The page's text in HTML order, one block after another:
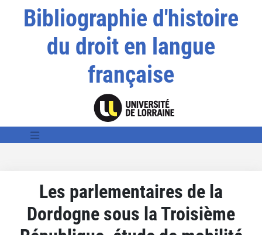
Bibliographie d'histoire
du droit en langue
française
Les parlementaires de la
Dordogne sous la Troisième